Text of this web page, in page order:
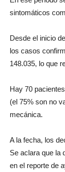
sintomáticos
Desde el inicio
los casos
148.035, lo que
Hay 70
(el 75% son no
mecánica.
A la fecha, los
Se aclara que la
en el reporte de